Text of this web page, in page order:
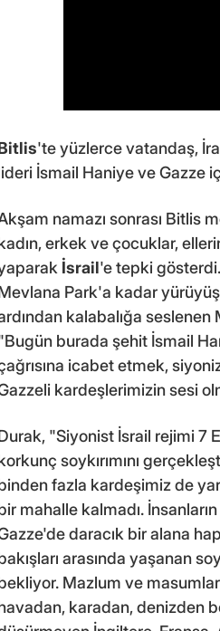
'te yüzlerce vatandaş,
İsmail Haniye ve Gazze
namazı sonrası Bitlis
erkek ve çocuklar,
İsrail'e tepki
Park'a kadar
kalabalığa
burada şehit İsmail
icabet etmek,
kardeşlerimizin sesi
"Siyonist İsrail rejimi 7
soykırımını
fazla kardeşimiz de
mahalle kalmadı.
daracık bir alana
arasında yaşanan
Mazlum ve
karadan, denizden